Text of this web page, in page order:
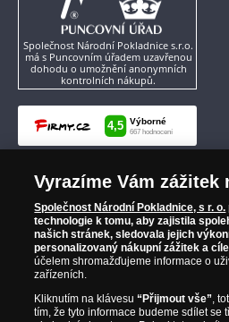
Společnost Národní Pokladnice s.r.o.
má s Puncovním úřadem uzavřenou
dohodu o umožnění anonymních
kontrolních nákupů.
Vyrazíme Vám zážitek
Společnost Národní Pokladnice, s r. o.
technologie k tomu, aby zajistila
našich stránek, sledovala jejich
personalizovaný nákupní zážitek a
účelem shromažďujeme informace o
zařízeních.
Kliknutím na klávesu“Přijmout vše”,
tím, že tyto informace budeme sdílet se